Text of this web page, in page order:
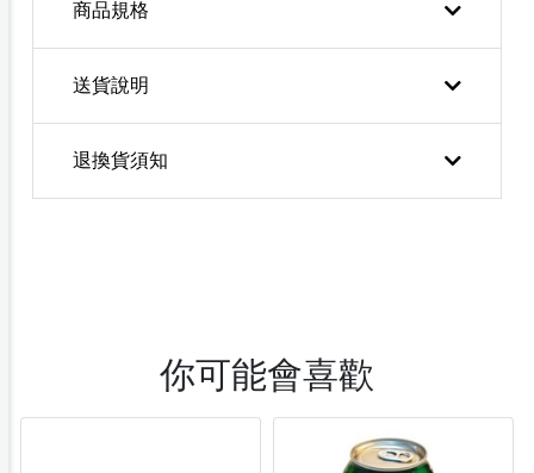
商品規格
送貨說明
退換貨須知
你可能會喜歡